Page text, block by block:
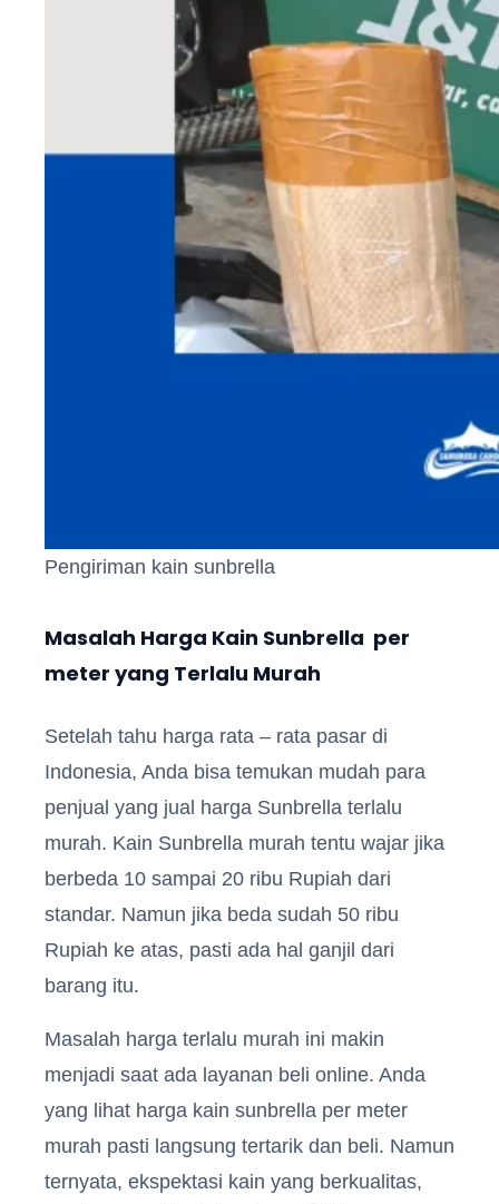
Pengiriman kain sunbrella
Masalah Harga Kain Sunbrella per
meter yang Terlalu Murah
Setelah tahu harga rata – rata pasar di
Indonesia, Anda bisa temukan mudah para
penjual yang jual harga Sunbrella terlalu
murah. Kain Sunbrella murah tentu wajar jika
berbeda 10 sampai 20 ribu Rupiah dari
standar. Namun jika beda sudah 50 ribu
Rupiah ke atas, pasti ada hal ganjil dari
barang itu.
Masalah harga terlalu murah ini makin
menjadi saat ada layanan beli online. Anda
yang lihat harga kain sunbrella per meter
murah pasti langsung tertarik dan beli. Namun
ternyata, ekspektasi kain yang berkualitas,